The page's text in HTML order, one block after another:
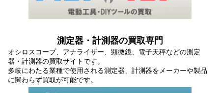
測定器・計測器の買取専門
オシロスコープ、アナライザー、顕微鏡、電子天秤などの測定
器・計測器の買取サイトです。
多岐にわたる業種で使用される測定器、計測器をメーカーや製品
に関わらず買取が可能です。